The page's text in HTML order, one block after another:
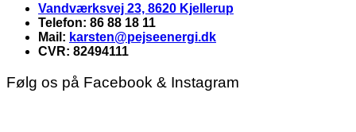
Vandværksvej 23, 8620 Kjellerup
Telefon: 86 88 18 11
Mail: karsten@pejseenergi.dk
CVR: 82494111
Følg os på Facebook & Instagram